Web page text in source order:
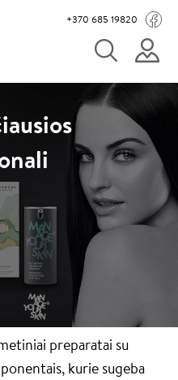
+370 685 19820
preparatai su
kurie sugeba